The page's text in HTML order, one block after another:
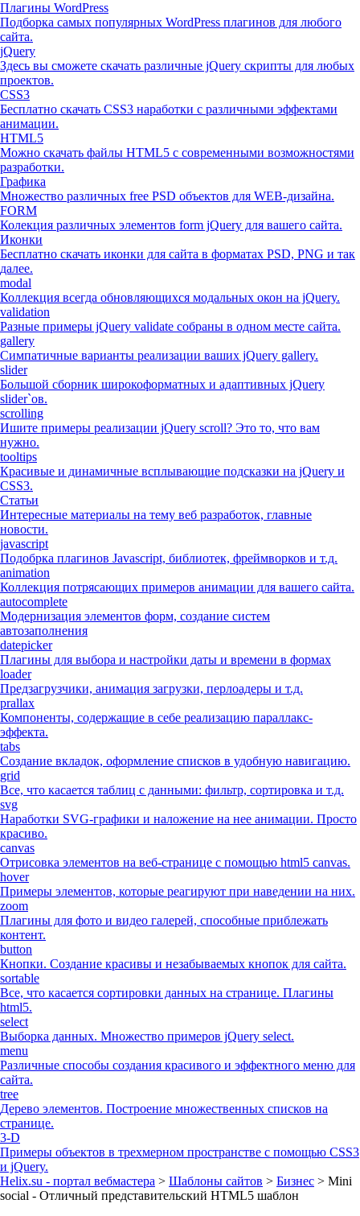
Плагины WordPress
Подборка самых популярных WordPress плагинов для любого
сайта.
jQuery
Здесь вы сможете скачать различные jQuery скрипты для любых
проектов.
CSS3
Бесплатно скачать CSS3 наработки с различными эффектами
анимации.
HTML5
Можно скачать файлы HTML5 с современными возможностями
разработки.
Графика
Множество различных free PSD объектов для WEB-дизайна.
FORM
Колекция различных элементов form jQuery для вашего сайта.
Иконки
Бесплатно скачать иконки для сайта в форматах PSD, PNG и так
далее.
modal
Коллекция всегда обновляющихся модальных окон на jQuery.
validation
Разные примеры jQuery validate собраны в одном месте сайта.
gallery
Симпатичные варианты реализации ваших jQuery gallery.
slider
Большой сборник широкоформатных и адаптивных jQuery
slider`ов.
scrolling
Ишите примеры реализации jQuery scroll? Это то, что вам
нужно.
tooltips
Красивые и динамичные всплывающие подсказки на jQuery и
CSS3.
Статьи
Интересные материалы на тему веб разработок, главные
новости.
javascript
Подобрка плагинов Javascript, библиотек, фреймворков и т.д.
animation
Коллекция потрясающих примеров анимации для вашего сайта.
autocomplete
Модернизация элементов форм, создание систем
автозаполнения
datepicker
Плагины для выбора и настройки даты и времени в формах
loader
Предзагрузчики, анимация загрузки, перлоадеры и т.д.
prallax
Компоненты, содержащие в себе реализацию параллакс-
эффекта.
tabs
Создание вкладок, оформление списков в удобную навигацию.
grid
Все, что касается таблиц с данными: фильтр, сортировка и т.д.
svg
Наработки SVG-графики и наложение на нее анимации. Просто
красиво.
canvas
Отрисовка элементов на веб-странице с помощью html5 canvas.
hover
Примеры элементов, которые реагируют при наведении на них.
zoom
Плагины для фото и видео галерей, способные приблежать
контент.
button
Кнопки. Создание красивы и незабываемых кнопок для сайта.
sortable
Все, что касается сортировки данных на странице. Плагины
html5.
select
Выборка данных. Множество примеров jQuery select.
menu
Различные способы создания красивого и эффектного меню для
сайта.
tree
Дерево элементов. Построение множественных списков на
странице.
3-D
Примеры объектов в трехмерном пространстве с помощью CSS3
и jQuery.
Helix.su - портал вебмастера > Шаблоны сайтов > Бизнес > Mini
social - Отличный представительский HTML5 шаблон